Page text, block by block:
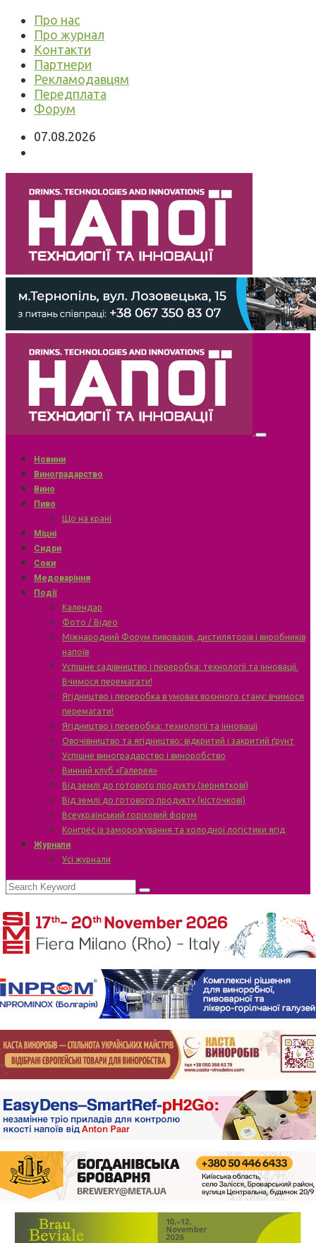
Про нас
Про журнал
Контакти
Партнери
Рекламодавцям
Передплата
Форум
07.08.2026
Новини
Виноградарство
Вино
Пиво
Що на крані
Міцні
Сидри
Соки
Медоваріння
Події
Календар
Фото / Відео
Міжнародний Форум пивоварів, дистиляторів і виробників
напоїв
Успішне садівництво і переробка: технології та інновації.
Вчимося перемагати!
Ягідництво і переробка в умовах воєнного стану: вчимося
перемагати!
Ягідництво і переробка: технології та інновації
Овочівництво та ягідництво: відкритий і закритий ґрунт
Успішне виноградарство і виноробство
Винний клуб «Галерея»
Від землі до готового продукту (зерняткові)
Від землі до готового продукту (кісточкові)
Всеукраїнський горіховий форум
Конгрес із заморожування та холодної логістики ягід
Журнали
Усі журнали